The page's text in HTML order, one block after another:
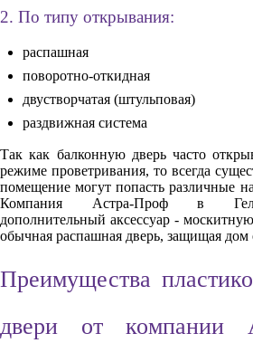
2. По типу открывания:
распашная
поворотно-откидная
двустворчатая (штульповая)
раздвижная система
Так как балконную дверь часто
режиме проветривания, то всегда
помещение могут попасть различные
Компания Астра-Проф в
дополнительный аксессуар -
обычная распашная дверь, защищая дом
Преимущества
двери от компании